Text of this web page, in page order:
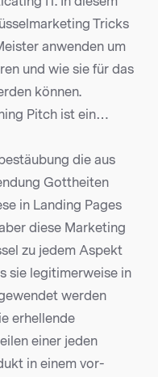
Tricks
anwenden um
und wie sie für das
können.
Pitch ist ein…
die aus
Gottheiten
in Landing Pages
diese Marketing
zu jedem Aspekt
sie legitimerweise in
werden
erhellende
einer jeden
in einem vor-